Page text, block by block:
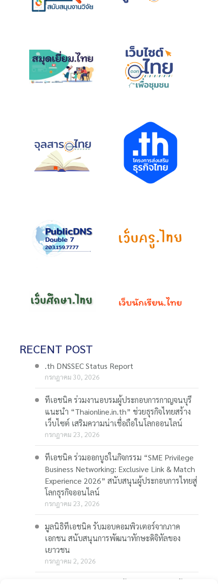
RECENT POST
.th DNSSEC Status Report
กรกฎาคม 30, 2026
ทีเอชนิค ร่วมงานอบรมผู้ประกอบการกาญจนบุรี
แนะนำ “Thaionline.in.th” ช่วยธุรกิจไทยสร้าง
เว็บไซต์ เสริมความน่าเชื่อถือในโลกออนไลน์
กรกฎาคม 23, 2026
ทีเอชนิค ร่วมออกบูธในกิจกรรม “SME Privilege
Business Networking: Exclusive Link & Match
Experience 2026” สนับสนุนผู้ประกอบการไทยสู่
โลกธุรกิจออนไลน์
กรกฎาคม 23, 2026
มูลนิธิทีเอชนิค รับมอบคอมพิวเตอร์จากภาค
เอกชน สนับสนุนการพัฒนาทักษะดิจิทัลของ
เยาวชน
กรกฎาคม 2, 2026